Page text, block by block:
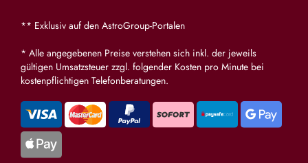
** Exklusiv auf den AstroGroup-Portalen
* Alle angegebenen Preise verstehen sich inkl. der jeweils
gültigen Umsatzsteuer zzgl. folgender Kosten pro Minute bei
kostenpflichtigen Telefonberatungen.